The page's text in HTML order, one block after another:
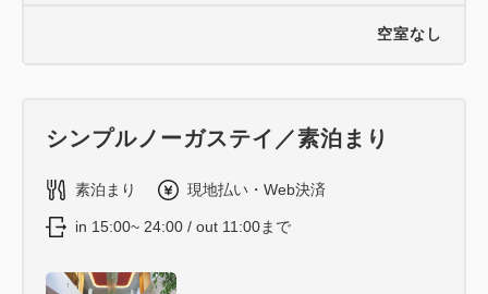
空室なし
シンプルノーガステイ／素泊まり
素泊まり 現地払い・Web決済
in 15:00~ 24:00 / out 11:00まで